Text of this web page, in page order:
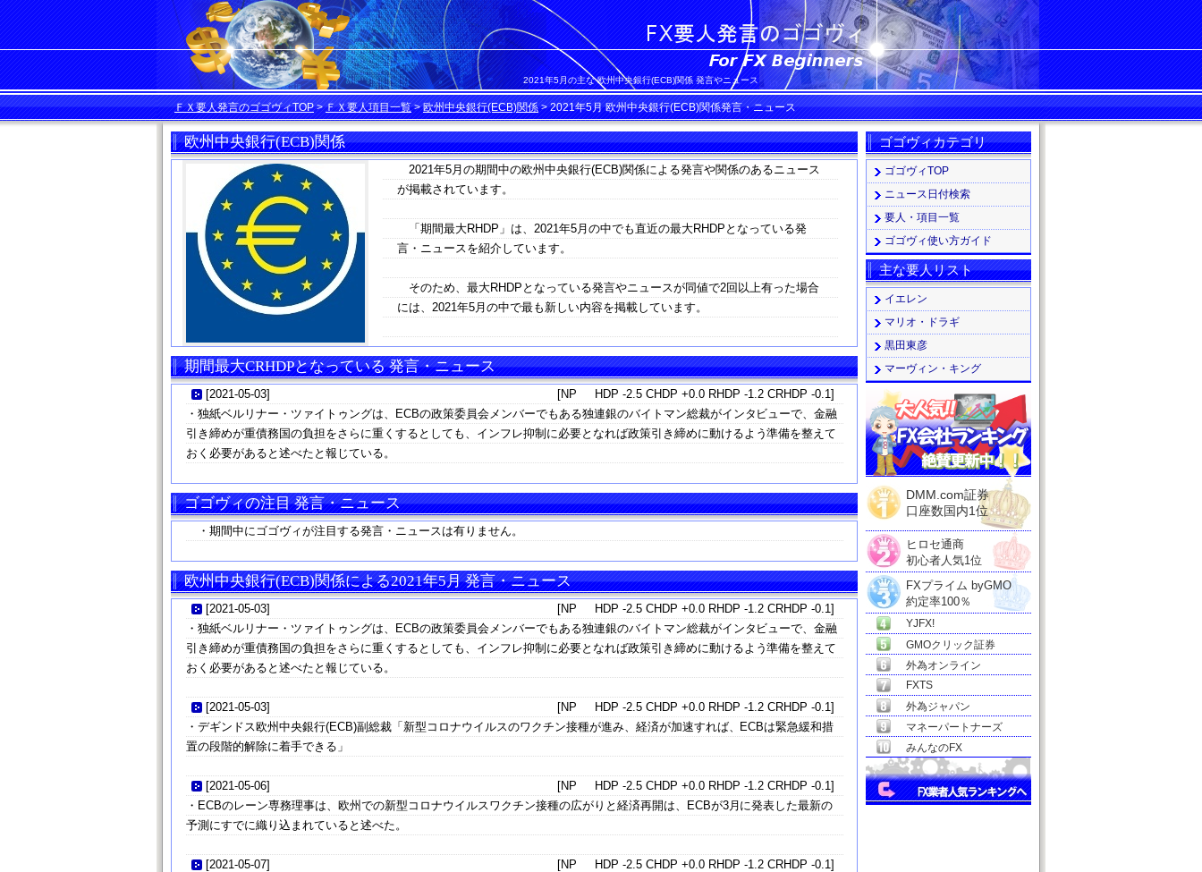
2021年5月の主な 欧州中央銀行(ECB)関係 発言やニュース
ＦＸ要人発言のゴゴヴィTOP>ＦＸ要人項目一覧>欧州中央銀行(ECB)関係>2021年5月 欧州中央銀行(ECB)関係発言・ニュース
欧州中央銀行(ECB)関係
2021年5月の期間中の欧州中央銀行(ECB)関係による発言や関係のあるニュース
が掲載されています。
「期間最大RHDP」は、2021年5月の中でも直近の最大RHDPとなっている発
言・ニュースを紹介しています。
そのため、最大RHDPとなっている発言やニュースが同値で2回以上有った場合
には、2021年5月の中で最も新しい内容を掲載しています。
期間最大CRHDPとなっている 発言・ニュース
[2021-05-03]
[NP HDP -2.5 CHDP +0.0 RHDP -1.2 CRHDP -0.1]
・独紙ベルリナー・ツァイトゥングは、ECBの政策委員会メンバーでもある独連銀のバイトマン総裁がインタビューで、金融
引き締めが重債務国の負担をさらに重くするとしても、インフレ抑制に必要となれば政策引き締めに動けるよう準備を整えて
おく必要があると述べたと報じている。
ゴゴヴィの注目 発言・ニュース
・期間中にゴゴヴィが注目する発言・ニュースは有りません。
欧州中央銀行(ECB)関係による2021年5月 発言・ニュース
[2021-05-03]
[NP HDP -2.5 CHDP +0.0 RHDP -1.2 CRHDP -0.1]
・独紙ベルリナー・ツァイトゥングは、ECBの政策委員会メンバーでもある独連銀のバイトマン総裁がインタビューで、金融
引き締めが重債務国の負担をさらに重くするとしても、インフレ抑制に必要となれば政策引き締めに動けるよう準備を整えて
おく必要があると述べたと報じている。
[2021-05-03]
[NP HDP -2.5 CHDP +0.0 RHDP -1.2 CRHDP -0.1]
・デギンドス欧州中央銀行(ECB)副総裁「新型コロナウイルスのワクチン接種が進み、経済が加速すれば、ECBは緊急緩和措
置の段階的解除に着手できる」
[2021-05-06]
[NP HDP -2.5 CHDP +0.0 RHDP -1.2 CRHDP -0.1]
・ECBのレーン専務理事は、欧州での新型コロナウイルスワクチン接種の広がりと経済再開は、ECBが3月に発表した最新の
予測にすでに織り込まれていると述べた。
[2021-05-07]
[NP HDP -2.5 CHDP +0.0 RHDP -1.2 CRHDP -0.1]
ゴゴヴィカテゴリ
ゴゴヴィTOP
ニュース日付検索
要人・項目一覧
ゴゴヴィ使い方ガイド
主な要人リスト
イエレン
マリオ・ドラギ
黒田東彦
マーヴィン・キング
DMM.com証券
口座数国内1位
ヒロセ通商
初心者人気1位
FXプライム byGMO
約定率100％
YJFX!
GMOクリック証券
外為オンライン
FXTS
外為ジャパン
マネーパートナーズ
みんなのFX